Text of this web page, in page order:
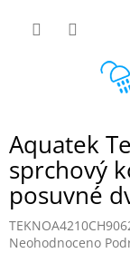
Aquatek
sprchový
posuvné
Průměrné
Neohodnoceno